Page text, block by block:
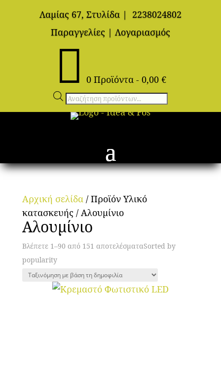
Λαμίας 67, Στυλίδα |
2238024802
Παραγγελίες | Λογαριασμός
 0 Προϊόντα - 0,00 €
Αναζήτηση
προϊόντων
Αρχική σελίδα/ Προϊόν Υλικό
κατασκευής / Αλουμίνιο
Αλουμίνιο
Βλέπετε 1–90 από 151 αποτελέσματαSorted by
popularity